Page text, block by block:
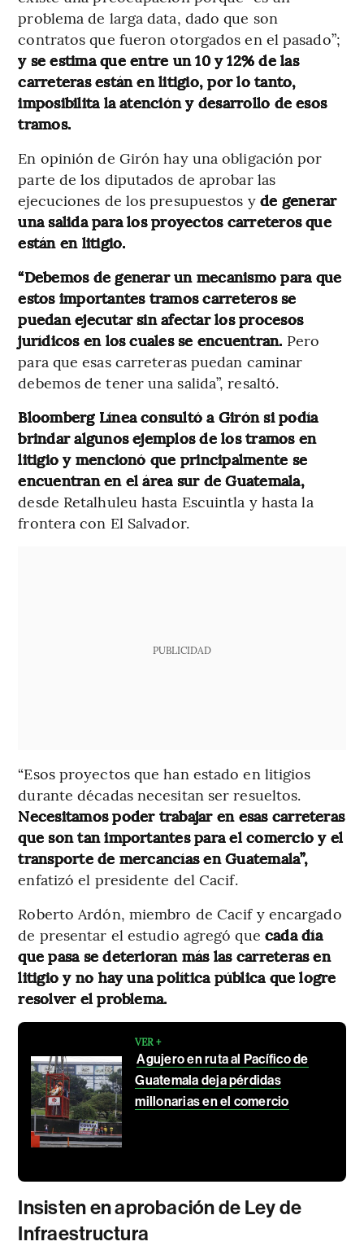
problema de larga data, dado que son
contratos que fueron otorgados en el pasado”;
y se estima que entre un 10 y 12% de las
carreteras están en litigio, por lo tanto,
imposibilita la atención y desarrollo de esos
tramos.
En opinión de Girón hay una obligación por
parte de los diputados de aprobar las
ejecuciones de los presupuestos yde generar
una salida para los proyectos carreteros que
están en litigio.
“Debemos de generar un mecanismo para que
estos importantes tramos carreteros se
puedan ejecutar sin afectar los procesos
jurídicos en los cuales se encuentran. Pero
para que esas carreteras puedan caminar
debemos de tener una salida”, resaltó.
Bloomberg Línea consultó a Girón si podía
brindar algunos ejemplos de los tramos en
litigio y mencionó que principalmente se
encuentran en el área sur de Guatemala,
desde Retalhuleu hasta Escuintla y hasta la
frontera con El Salvador.
PUBLICIDAD
“Esos proyectos que han estado en litigios
durante décadas necesitan ser resueltos.
Necesitamos poder trabajar en esas carreteras
que son tan importantes para el comercio y el
transporte de mercancías en Guatemala”,
enfatizó el presidente del Cacif.
Roberto Ardón, miembro de Cacif y encargado
de presentar el estudio agregó que cada día
que pasa se deterioran más las carreteras en
litigio y no hay una política pública que logre
resolver el problema.
VER +
Agujero en ruta al Pacífico de
Guatemala deja pérdidas
millonarias en el comercio
Insisten en aprobación de Ley de
Infraestructura